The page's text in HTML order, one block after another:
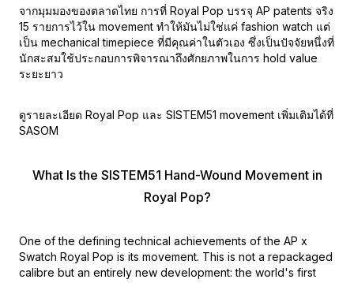
จากมุมมองของตลาดไทย การที่ Royal Pop บรรจุ AP patents จริง
15 รายการไว้ใน movement ทำให้มันไม่ใช่แค่ fashion watch แต่
เป็น mechanical timepiece ที่มีคุณค่าในตัวเอง ซึ่งเป็นปัจจัยหนึ่งที่
นักสะสมใช้ประกอบการพิจารณาถึงศักยภาพในการ hold value
ระยะยาว
ดูรายละเอียด Royal Pop และ SISTEM51 movement เพิ่มเติมได้ที่
SASOM
What Is the SISTEM51 Hand-Wound Movement in
Royal Pop?
One of the defining technical achievements of the AP x
Swatch Royal Pop is its movement. This is not a repackaged
calibre but an entirely new development: the world's first